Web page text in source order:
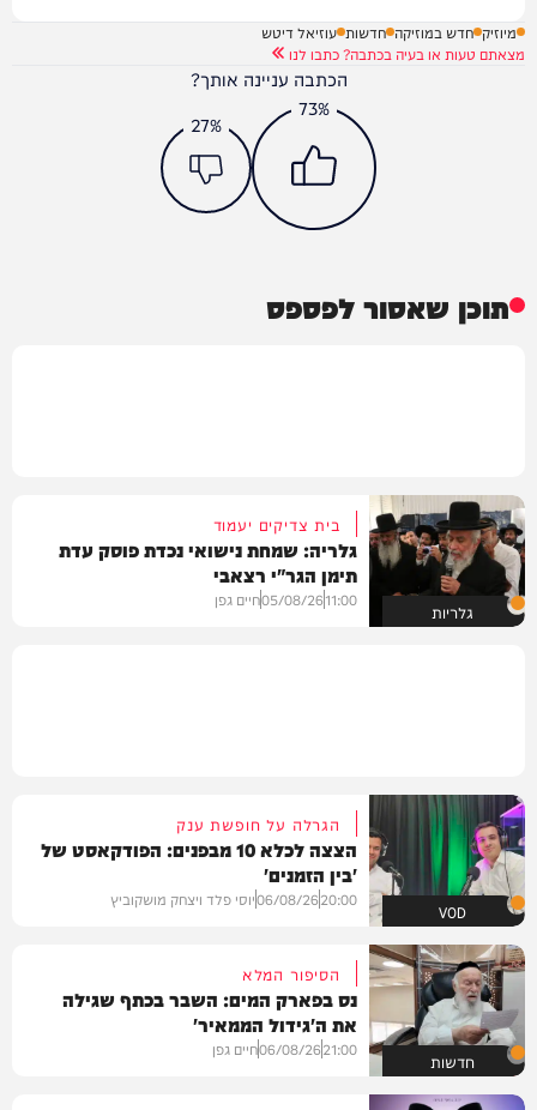
מיוזיק חדש במוזיקה חדשות עוזיאל דיטש
מצאתם טעות או בעיה בכתבה? כתבו לנו
הכתבה עניינה אותך?
73%
27%
תוכן שאסור לפספס
גלריות
בית צדיקים יעמוד
גלריה: שמחת נישואי נכדת פוסק עדת
תימן הגר"י רצאבי
11:00
05/08/26חיים גפן
VOD
הגרלה על חופשת ענק
הצצה לכלא 10 מבפנים: הפודקאסט של
'בין הזמנים'
20:00
06/08/26יוסי פלד ויצחק מושקוביץ
חדשות
הסיפור המלא
נס בפארק המים: השבר בכתף שגילה
את ה'גידול הממאיר'
21:00
06/08/26חיים גפן